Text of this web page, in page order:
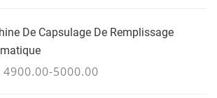
De Capsulage De Remplissage
4900.00-5000.00